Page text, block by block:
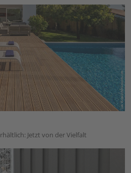
Jetzt von der Vielfalt